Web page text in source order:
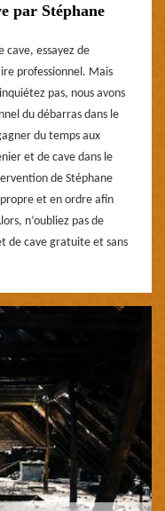
par Stéphane
cave, essayez de
professionnel. Mais
pas, nous avons
du débarras dans le
du temps aux
et de cave dans le
de Stéphane
et en ordre afin
n’oubliez pas de
de cave gratuite et sans